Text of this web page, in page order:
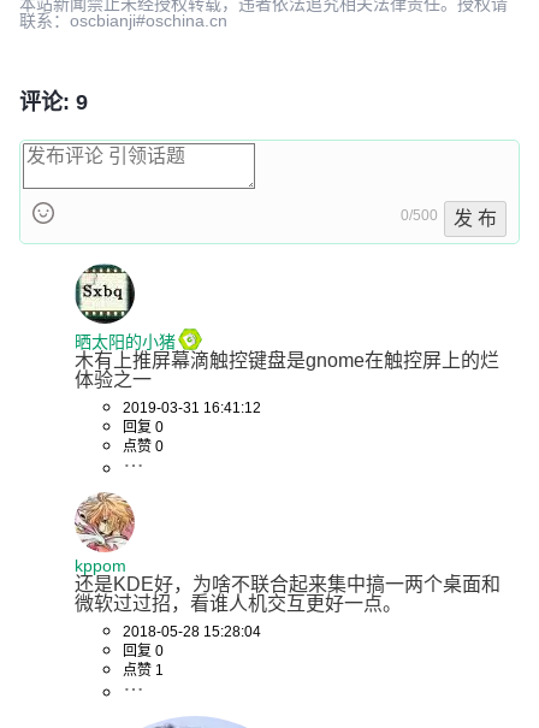
本站新闻禁止未经授权转载，违者依法追究相关法律责任。授权请
联系：oscbianji#oschina.cn
评论: 9
0/500 发 布
晒太阳的小猪
木有上推屏幕滴触控键盘是gnome在触控屏上的烂
体验之一
2019-03-31 16:41:12
回复 0
点赞 0
kppom
还是KDE好，为啥不联合起来集中搞一两个桌面和
微软过过招，看谁人机交互更好一点。
2018-05-28 15:28:04
回复 0
点赞 1